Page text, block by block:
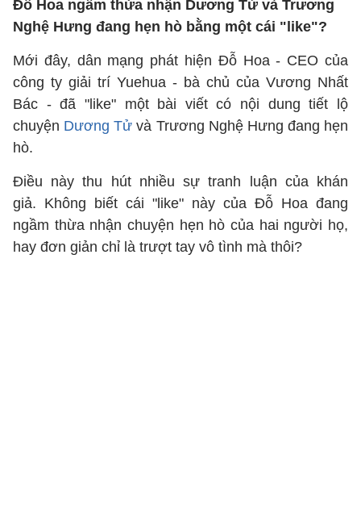
Đỗ Hoa ngầm thừa nhận Dương Tử và Trương
Nghệ Hưng đang hẹn hò bằng một cái "like"?
Mới đây, dân mạng phát hiện Đỗ Hoa - CEO của
công ty giải trí Yuehua - bà chủ của Vương Nhất
Bác - đã "like" một bài viết có nội dung tiết lộ
chuyện Dương Tử và Trương Nghệ Hưng đang hẹn
hò.
Điều này thu hút nhiều sự tranh luận của khán
giả. Không biết cái "like" này của Đỗ Hoa đang
ngầm thừa nhận chuyện hẹn hò của hai người họ,
hay đơn giản chỉ là trượt tay vô tình mà thôi?